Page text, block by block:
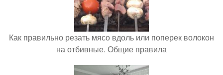
Как правильно резать мясо вдоль или поперек волокон
на отбивные. Общие правила